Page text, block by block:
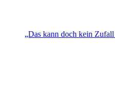
„Das kann doch kein